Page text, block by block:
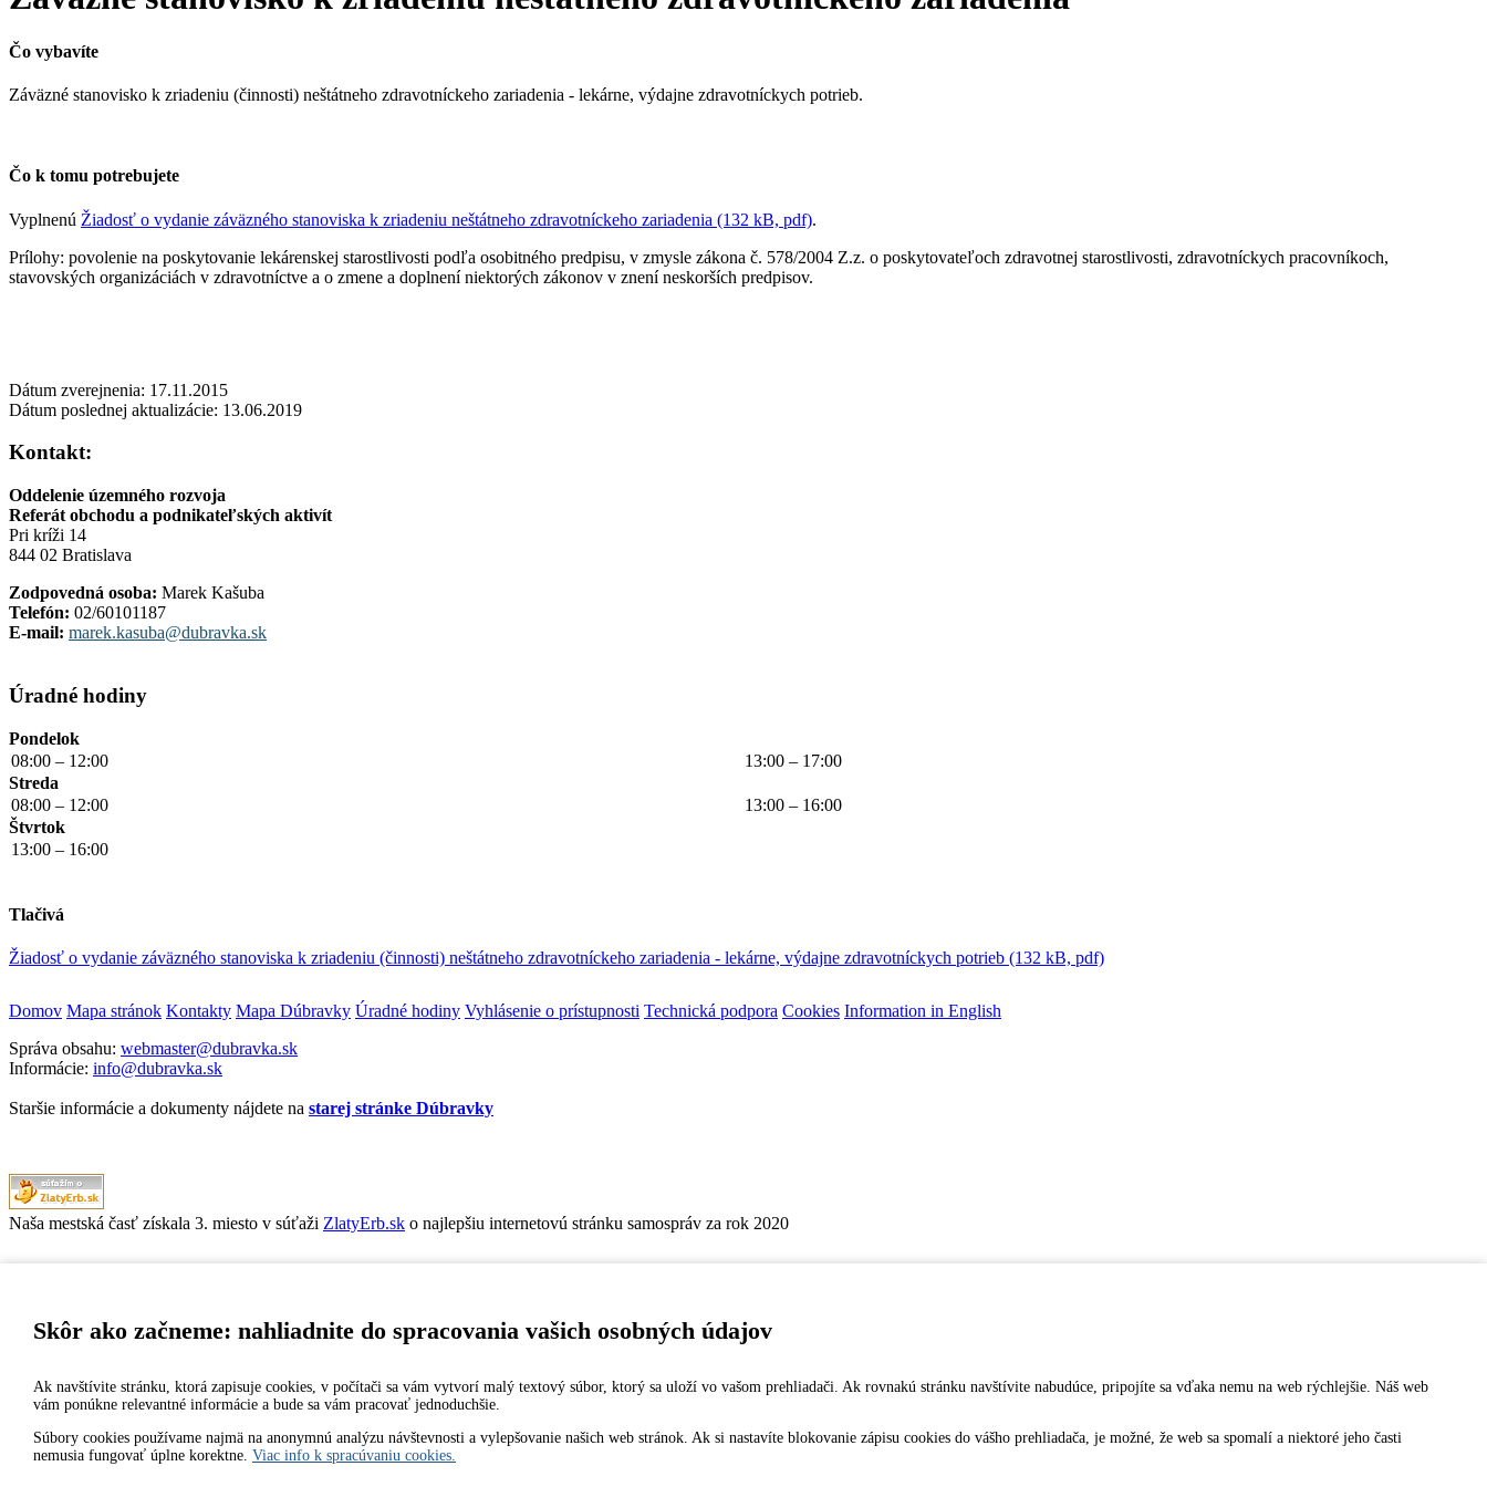
Skôr ako začneme: nahliadnite do spracovania vašich osobných údajov
Ak navštívite stránku, ktorá zapisuje cookies, v počítači sa vám vytvorí malý textový súbor, ktorý sa uloží vo vašom prehliadači. Ak rovnakú stránku navštívite nabudúce, pripojíte sa vďaka nemu na web rýchlejšie. Náš web
vám ponúkne relevantné informácie a bude sa vám pracovať jednoduchšie.
Súbory cookies používame najmä na anonymnú analýzu návštevnosti a vylepšovanie našich web stránok. Ak si nastavíte blokovanie zápisu cookies do vášho prehliadača, je možné, že web sa spomalí a niektoré jeho časti
nemusia fungovať úplne korektne. Viac info k spracúvaniu cookies.
Čo vybavíte
Záväzné stanovisko k zriadeniu (činnosti) neštátneho zdravotníckeho zariadenia - lekárne, výdajne zdravotníckych potrieb.
Čo k tomu potrebujete
Vyplnenú Žiadosť o vydanie záväzného stanoviska k zriadeniu neštátneho zdravotníckeho zariadenia (132 kB, pdf).
Prílohy: povolenie na poskytovanie lekárenskej starostlivosti podľa osobitného predpisu, v zmysle zákona č. 578/2004 Z.z. o poskytovateľoch zdravotnej starostlivosti, zdravotníckych pracovníkoch,
stavovských organizáciách v zdravotníctve a o zmene a doplnení niektorých zákonov v znení neskorších predpisov.
Dátum zverejnenia: 17.11.2015
Dátum poslednej aktualizácie: 13.06.2019
Kontakt:
Oddelenie územného rozvoja
Referát obchodu a podnikateľských aktivít
Pri kríži 14
844 02 Bratislava
Zodpovedná osoba: Marek Kašuba
Telefón: 02/60101187
E-mail: marek.kasuba@dubravka.sk
Úradné hodiny
Pondelok
08:00 – 12:00
13:00 – 17:00
Streda
08:00 – 12:00
13:00 – 16:00
Štvrtok
13:00 – 16:00
Tlačivá
Žiadosť o vydanie záväzného stanoviska k zriadeniu (činnosti) neštátneho zdravotníckeho zariadenia - lekárne, výdajne zdravotníckych potrieb (132 kB, pdf)
Domov Mapa stránok Kontakty Mapa Dúbravky Úradné hodiny Vyhlásenie o prístupnosti Technická podpora Cookies Information in English
Správa obsahu: webmaster@dubravka.sk
Informácie: info@dubravka.sk
Staršie informácie a dokumenty nájdete na starej stránke Dúbravky
Naša mestská časť získala 3. miesto v súťaži ZlatyErb.sk o najlepšiu internetovú stránku samospráv za rok 2020
Žatevná 2, 844 02 Bratislava
IČO: 00603406
DIČ: 2020919120
IČ DPH: Nie sme platca DPH